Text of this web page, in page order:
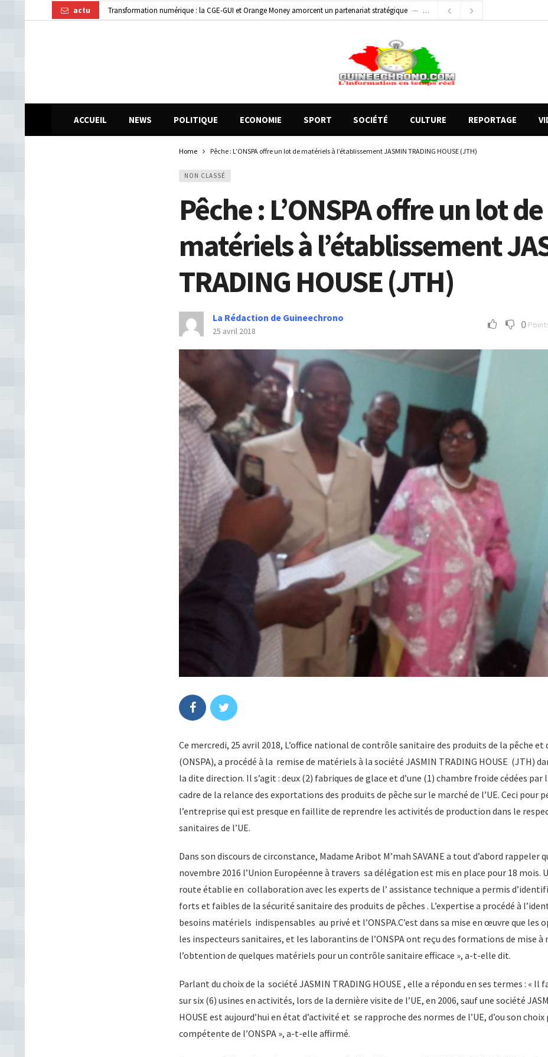
actu Conscience nationale : Dr Sékou Koureissy Condé appelle au renforcement des valeurs républicaines
2 jours ago
ACCUEIL NEWS POLITIQUE ECONOMIE SPORT SOCIÉTÉ CULTURE REPORTAGE
Home Pêche : L’ONSPA offre un lot de matériels à l’établissement JASMIN TRADING HOUSE (JTH)
NON CLASSÉ
Pêche : L’ONSPA offre un lot de
matériels à l’établissement
TRADING HOUSE (JTH)
La Rédaction de Guineechrono
25 avril 2018 0
Ce mercredi, 25 avril 2018, L’office national de contrôle sanitaire des produits de la pêche et
(ONSPA), a procédé à la remise de matériels à la société JASMIN TRADING HOUSE (JTH)
la dite direction. Il s’agit : deux (2) fabriques de glace et d’une (1) chambre froide cédées par
cadre de la relance des exportations des produits de pêche sur le marché de l’UE. Ceci pour
l’entreprise qui est presque en faillite de reprendre les activités de production dans le
sanitaires de l’UE.
Dans son discours de circonstance, Madame Aribot M’mah SAVANE a tout d’abord rappeler
novembre 2016 l’Union Européenne à travers sa délégation est mis en place pour 18 mois.
route établie en collaboration avec les experts de l’ assistance technique a permis
forts et faibles de la sécurité sanitaire des produits de pêches . L’expertise a procédé à
besoins matériels indispensables au privé et l’ONSPA.C’est dans sa mise en œuvre que les
les inspecteurs sanitaires, et les laborantins de l’ONSPA ont reçu des formations de mise à
l’obtention de quelques matériels pour un contrôle sanitaire efficace », a-t-elle dit.
Parlant du choix de la société JASMIN TRADING HOUSE , elle a répondu en ses termes : « Il
sur six (6) usines en activités, lors de la dernière visite de l’UE, en 2006, sauf une société
HOUSE est aujourd’hui en état d’activité et se rapproche des normes de l’UE, d’ou son
compétente de l’ONSPA », a-t-elle affirmé.